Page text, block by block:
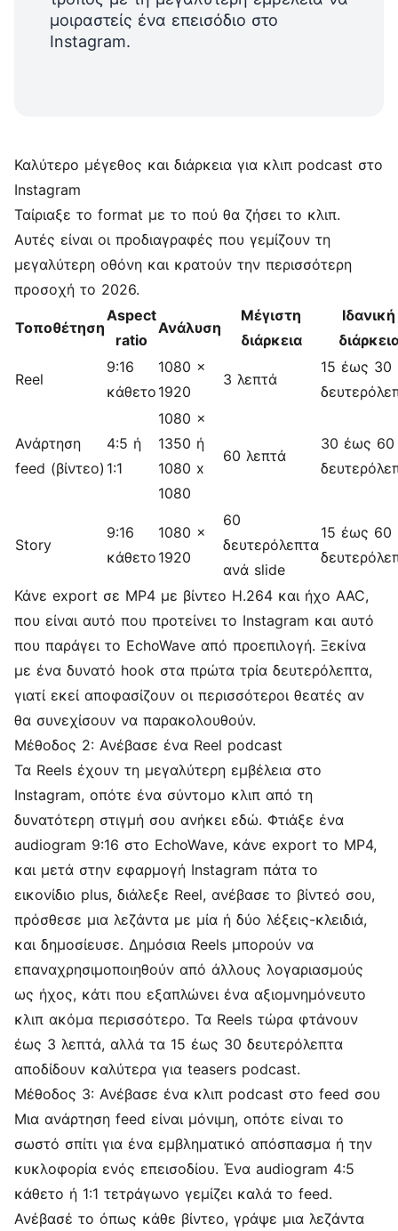
μοιραστείς ένα επεισόδιο στο
Instagram.
Καλύτερο μέγεθος και διάρκεια για κλιπ podcast στο
Instagram
Ταίριαξε το format με το πού θα ζήσει το κλιπ.
Αυτές είναι οι προδιαγραφές που γεμίζουν τη
μεγαλύτερη οθόνη και κρατούν την περισσότερη
προσοχή το 2026.
Τοποθέτηση
Aspect
ratio
Ανάλυση
Μέγιστη
διάρκεια
Ιδανική
Reel
9:16
κάθετο
1080 x
1920
3 λεπτά
15 έως 30
Ανάρτηση
feed (βίντεο)
4:5 ή
1:1
1080 x
1350 ή
1080 x
1080
60 λεπτά
30 έως 60
Story
9:16
κάθετο
1080 x
1920
60
δευτερόλεπτα
ανά slide
15 έως 60
Κάνε export σε MP4 με βίντεο H.264 και ήχο AAC,
που είναι αυτό που προτείνει το Instagram και αυτό
που παράγει το EchoWave από προεπιλογή. Ξεκίνα
με ένα δυνατό hook στα πρώτα τρία δευτερόλεπτα,
γιατί εκεί αποφασίζουν οι περισσότεροι θεατές αν
θα συνεχίσουν να παρακολουθούν.
Μέθοδος 2: Ανέβασε ένα Reel podcast
Τα Reels έχουν τη μεγαλύτερη εμβέλεια στο
Instagram, οπότε ένα σύντομο κλιπ από τη
δυνατότερη στιγμή σου ανήκει εδώ. Φτιάξε ένα
audiogram 9:16 στο EchoWave, κάνε export το MP4,
και μετά στην εφαρμογή Instagram πάτα το
εικονίδιο plus, διάλεξε Reel, ανέβασε το βίντεό σου,
πρόσθεσε μια λεζάντα με μία ή δύο λέξεις-κλειδιά,
και δημοσίευσε. Δημόσια Reels μπορούν να
επαναχρησιμοποιηθούν από άλλους λογαριασμούς
ως ήχος, κάτι που εξαπλώνει ένα αξιομνημόνευτο
κλιπ ακόμα περισσότερο. Τα Reels τώρα φτάνουν
έως 3 λεπτά, αλλά τα 15 έως 30 δευτερόλεπτα
αποδίδουν καλύτερα για teasers podcast.
Μέθοδος 3: Ανέβασε ένα κλιπ podcast στο feed σου
Μια ανάρτηση feed είναι μόνιμη, οπότε είναι το
σωστό σπίτι για ένα εμβληματικό απόσπασμα ή την
κυκλοφορία ενός επεισοδίου. Ένα audiogram 4:5
κάθετο ή 1:1 τετράγωνο γεμίζει καλά το feed.
Ανέβασέ το όπως κάθε βίντεο, γράψε μια λεζάντα